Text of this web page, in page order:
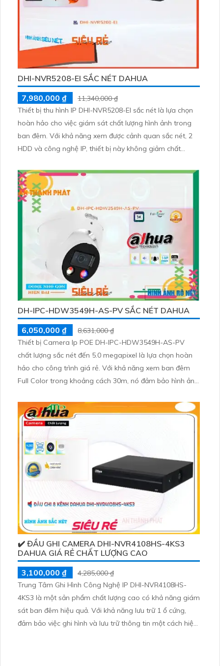
DHI-NVR5208-EI SẮC NÉT DAHUA
7,980,000 ₫
11,340,000 ₫
Thiết bị thu hình IP DHI-NVR5208-EI sắc nét là lựa chọn
hoàn hảo cho việc giám sát chất lượng hình ảnh trong
ban đêm. Với khả năng xem được cảnh quan sắc nét, 2
HDD và công nghệ IP, thiết bị này không giảm chất
AI, phù hợp cho các công trình, kho hàng và nhà xưởng.
Thiết bị hỗ trợ ONVIF, đảm bảo hiệu suất hoạt động ổn
định và tin cậy
DH-IPC-HDW3549H-AS-PV SẮC NÉT DAHUA
6,050,000 ₫
8,631,000 ₫
Thiết bị Camera Ip POE DH-IPC-HDW3549H-AS-PV
chất lượng sắc nét đến 5.0 megapixel là lựa chọn hoàn
hảo cho công trình giá rẻ. Với khả năng xem ban đêm
Full Color trong khoảng cách 30m, nó đảm bảo hình ảnh
POE, giúp không giảm chất lượng dù thời gian sử dụng
dài
✔️ ĐẦU GHI CAMERA DHI-NVR4108HS-4KS3
DAHUA GIÁ RẺ CHẤT LƯỢNG CAO
3,100,000 ₫
4,285,000 ₫
Trung Tâm Ghi Hình Công Nghệ IP DHI-NVR4108HS-
4KS3 là một sản phẩm chất lượng cao có khả năng giám
sát ban đêm hiệu quả. Với khả năng lưu trữ 1 ổ cứng,
đảm bảo việc ghi hình và lưu trữ thông tin một cách hiệu